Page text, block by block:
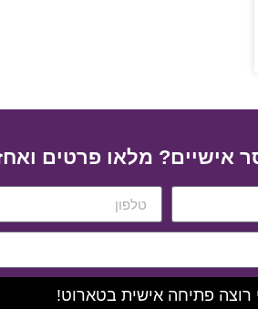
אישיים? מלאו פרטים
רוצה פתיחה אישית בטארוט!